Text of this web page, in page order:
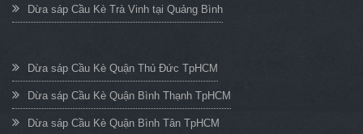
Dừa sáp Cầu Kè Trà Vinh tại Quảng Bình
Dừa sáp Cầu Kè Quận Thủ Đức TpHCM
Dừa sáp Cầu Kè Quận Bình Thạnh TpHCM
Dừa sáp Cầu Kè Quận Bình Tân TpHCM